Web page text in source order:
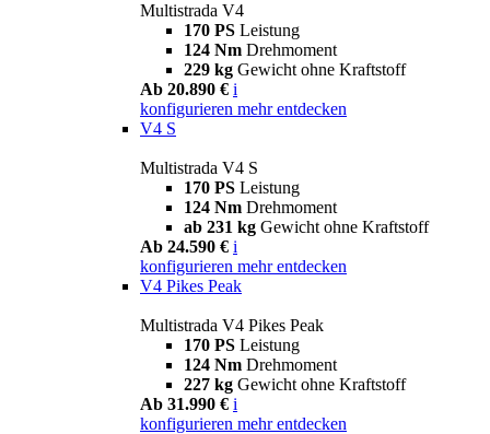
Multistrada V4
170 PS Leistung
124 Nm Drehmoment
229 kg Gewicht ohne Kraftstoff
Ab 20.890 € i
konfigurieren mehr entdecken
V4 S
Multistrada V4 S
170 PS Leistung
124 Nm Drehmoment
ab 231 kg Gewicht ohne Kraftstoff
Ab 24.590 € i
konfigurieren mehr entdecken
V4 Pikes Peak
Multistrada V4 Pikes Peak
170 PS Leistung
124 Nm Drehmoment
227 kg Gewicht ohne Kraftstoff
Ab 31.990 € i
konfigurieren mehr entdecken